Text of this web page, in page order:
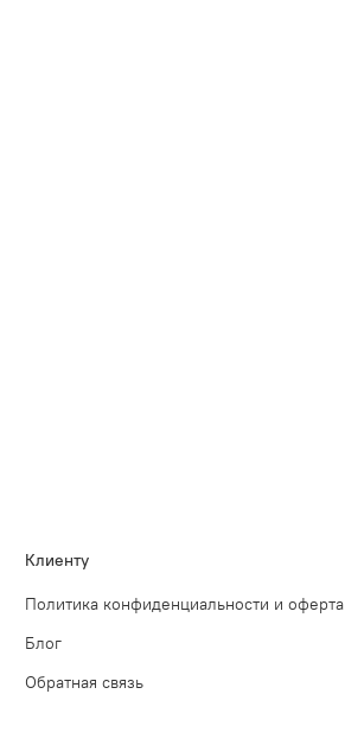
Клиенту
Политика конфиденциальности и оферта
Блог
Обратная связь